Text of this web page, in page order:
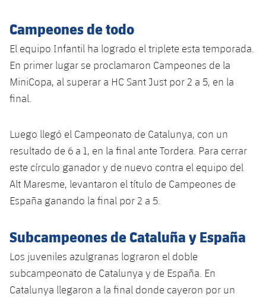
Ciutat Esportiva
La Masia
plusicon
más
Servicios
Servicios Médicos
plusicon
más
Campeones de todo
El equipo Infantil ha logrado el triplete esta temporada.
En primer lugar se proclamaron Campeones de la
MiniCopa, al superar a HC Sant Just por 2 a 5, en la
final.
Luego llegó el Campeonato de Catalunya, con un
resultado de 6 a 1, en la final ante Tordera. Para cerrar
este círculo ganador y de nuevo contra el equipo del
Alt Maresme, levantaron el título de Campeones de
España ganando la final por 2 a 5.
Subcampeones de Cataluña y España
Los juveniles azulgranas lograron el doble
subcampeonato de Catalunya y de España. En
Catalunya llegaron a la final donde cayeron por un